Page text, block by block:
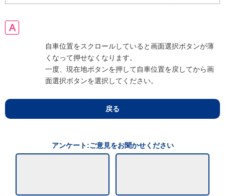
自車位置をスクロールしていると画面選択ボタンが薄
くなって押せなくなります。
一度、現在地ボタンを押して自車位置を戻してから画
面選択ボタンを選択してください。
戻る
アンケート:ご意見をお聞かせください